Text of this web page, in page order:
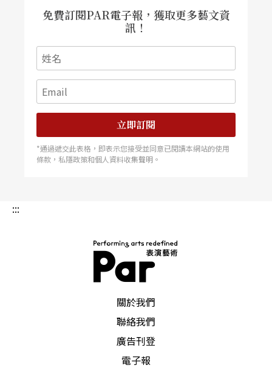
免費訂閱PAR電子報，獲取更多藝文資
訊！
立即訂閱
*通過遞交此表格，即表示您接受並同意已閱讀本網站的使用
條款，私隱政策和個人資料收集聲明。
:::
關於我們
聯絡我們
廣告刊登
電子報